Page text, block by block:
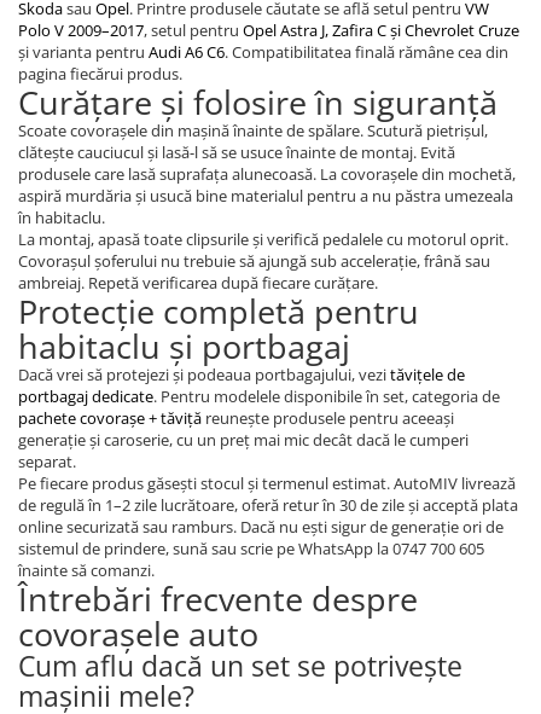
Skodasau Opel. Printre produsele căutate se află setul pentru VW
Polo V 2009–2017, setul pentru Opel Astra J, Zafira C și Chevrolet Cruze
și varianta pentru Audi A6 C6. Compatibilitatea finală rămâne cea din
pagina fiecărui produs.
Curățare și folosire în siguranță
Scoate covorașele din mașină înainte de spălare. Scutură pietrișul,
clătește cauciucul și lasă-l să se usuce înainte de montaj. Evită
produsele care lasă suprafața alunecoasă. La covorașele din mochetă,
aspiră murdăria și usucă bine materialul pentru a nu păstra umezeala
în habitaclu.
La montaj, apasă toate clipsurile și verifică pedalele cu motorul oprit.
Covorașul șoferului nu trebuie să ajungă sub accelerație, frână sau
ambreiaj. Repetă verificarea după fiecare curățare.
Protecție completă pentru
habitaclu și portbagaj
Dacă vrei să protejezi și podeaua portbagajului, vezităvițele de
portbagaj dedicate. Pentru modelele disponibile în set, categoria de
pachete covorașe + tăviță reunește produsele pentru aceeași
generație și caroserie, cu un preț mai mic decât dacă le cumperi
separat.
Pe fiecare produs găsești stocul și termenul estimat. AutoMIV livrează
de regulă în 1–2 zile lucrătoare, oferă retur în 30 de zile și acceptă plata
online securizată sau ramburs. Dacă nu ești sigur de generație ori de
sistemul de prindere, sună sau scrie pe WhatsApp la 0747 700 605
înainte să comanzi.
Întrebări frecvente despre
covorașele auto
Cum aflu dacă un set se potrivește
mașinii mele?